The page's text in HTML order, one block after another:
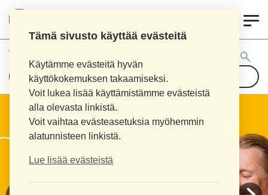
Tämä sivusto käyttää evästeitä
Käytämme evästeitä hyvän
käyttökokemuksen takaamiseksi.
Voit lukea lisää käyttämistämme evästeistä
alla olevasta linkistä.
Voit vaihtaa evästeasetuksia myöhemmin
alatunnisteen linkistä.
Lue lisää evästeistä
Tuotehaku: